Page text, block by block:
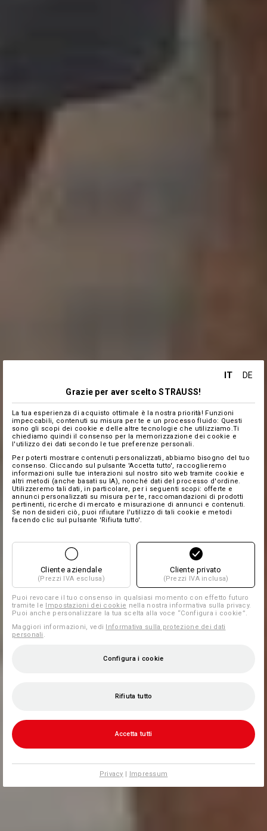
IT
DE
Grazie per aver scelto STRAUSS!
La tua esperienza di acquisto ottimale è la nostra priorità! Funzioni
impeccabili, contenuti su misura per te e un processo fluido: Questi
sono gli scopi dei cookie e delle altre tecnologie che utilizziamo.Ti
chiediamo quindi il consenso per la memorizzazione dei cookie e
l'utilizzo dei dati secondo le tue preferenze personali.
Per poterti mostrare contenuti personalizzati, abbiamo bisogno del tuo
consenso. Cliccando sul pulsante 'Accetta tutto', raccoglieremo
informazioni sulle tue interazioni sul nostro sito web tramite cookie e
altri metodi (anche basati su IA), nonché dati del processo d'ordine.
Utilizzeremo tali dati, in particolare, per i seguenti scopi: offerte e
annunci personalizzati su misura per te, raccomandazioni di prodotti
pertinenti, ricerche di mercato e misurazione di annunci e contenuti.
Se non desideri ciò, puoi rifiutare l'utilizzo di tali cookie e metodi
facendo clic sul pulsante 'Rifiuta tutto'.
Cliente aziendale
(Prezzi IVA esclusa)
Cliente privato
(Prezzi IVA inclusa)
Puoi revocare il tuo consenso in qualsiasi momento con effetto futuro
tramite le Impostazioni dei cookie nella nostra informativa sulla privacy.
Puoi anche personalizzare la tua scelta alla voce “Configura i cookie”.
Maggiori informazioni, vedi Informativa sulla protezione dei dati
personali .
Configura i cookie
Rifiuta tutto
Accetta tutti
Privacy | Impressum